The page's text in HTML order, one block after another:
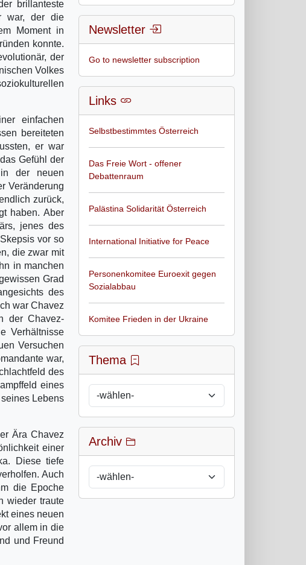
brillanteste
war, der die
Moment in
konnte.
der
Volkes
einfachen
bereiteten
er war
Gefühl der
in der neuen
Veränderung
zurück,
haben. Aber
jenes des
vor so
die zwar mit
in manchen
Grad
des
war Chavez
der Chavez-
Verhältnisse
Versuchen
war,
des
eines
Lebens
Ära Chavez
einer
Diese tiefe
Auch
die Epoche
wieder traute
eines neuen
allem in die
und Freund
Newsletter
Go to newsletter subscription
Links
Selbstbestimmtes Österreich
Das Freie Wort - offener
Debattenraum
Palästina Solidarität Österreich
International Initiative for Peace
Personenkomitee Euroexit gegen
Sozialabbau
Komitee Frieden in der Ukraine
Thema
Archiv